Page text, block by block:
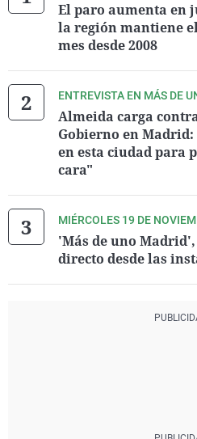
El paro aumenta en
la región mantiene
mes desde 2008
ENTREVISTA EN MÁS DE
Almeida carga
Gobierno en Madrid:
en esta ciudad para
cara"
MIÉRCOLES 19 DE
'Más de uno Madrid',
directo desde las